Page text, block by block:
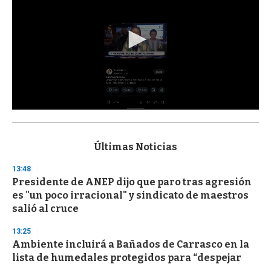
s
d
s
o
f
3
s
e
c
o
Últimas Noticias
13:48
Presidente de ANEP dijo que paro tras agresión
es "un poco irracional" y sindicato de maestros
salió al cruce
13:25
Ambiente incluirá a Bañados de Carrasco en la
lista de humedales protegidos para “despejar